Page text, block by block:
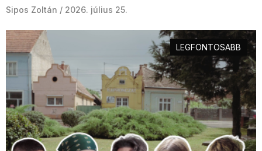
Sipos Zoltán 2026. július 25.
LEGFONTOSABB